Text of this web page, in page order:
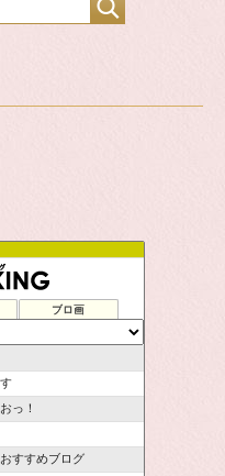
ブロ画
っ！
すすめブログ